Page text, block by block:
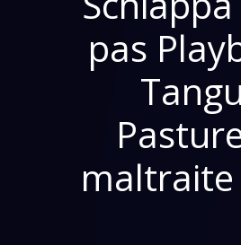
pas
maltraite